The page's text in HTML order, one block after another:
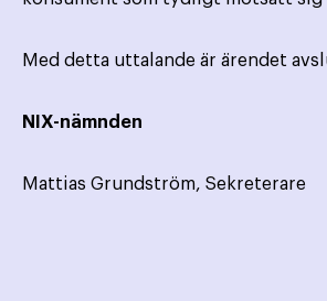
Med detta uttalande är ärendet
NIX-nämnden
Mattias Grundström,